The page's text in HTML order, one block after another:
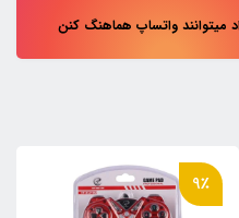
میتوانند واتساپ هماهنگ کنن
9٪